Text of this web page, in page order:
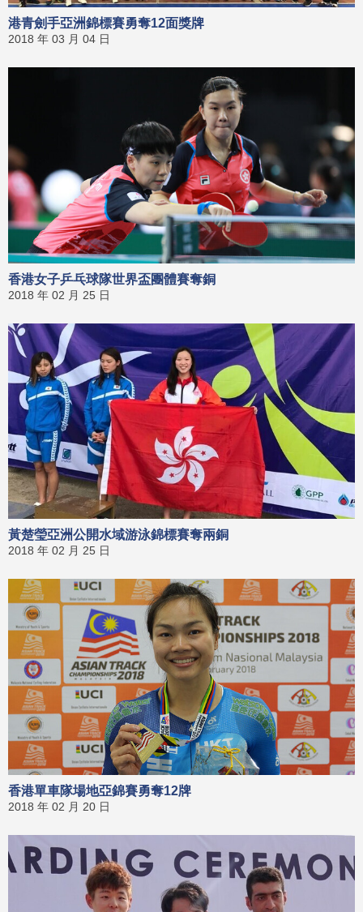
港青劍手亞洲錦標賽勇奪12面獎牌
2018 年 03 月 04 日
香港女子乒乓球隊世界盃團體賽奪銅
2018 年 02 月 25 日
黃楚瑩亞洲公開水域游泳錦標賽奪兩銅
2018 年 02 月 25 日
香港單車隊場地亞錦賽勇奪12牌
2018 年 02 月 20 日